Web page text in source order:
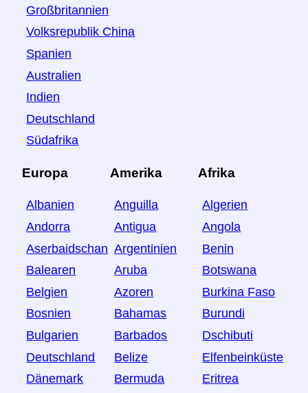
Großbritannien
Volksrepublik China
Spanien
Australien
Indien
Deutschland
Südafrika
Europa
Albanien
Andorra
Aserbaidschan
Balearen
Belgien
Bosnien
Bulgarien
Deutschland
Dänemark
Amerika
Anguilla
Antigua
Argentinien
Aruba
Azoren
Bahamas
Barbados
Belize
Bermuda
Afrika
Algerien
Angola
Benin
Botswana
Burkina Faso
Burundi
Dschibuti
Elfenbeinküste
Eritrea